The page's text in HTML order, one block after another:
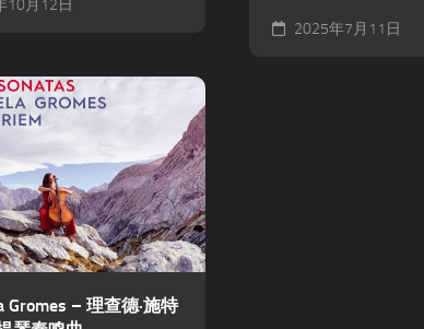
10月12日
2025年7月11日
Gromes – 理查德·施特